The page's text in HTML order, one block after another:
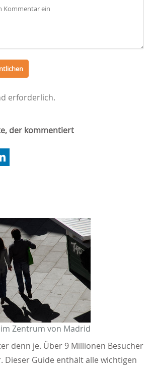
erforderlich.
der kommentiert
Zentrum von Madrid
denn je. Über 9 Millionen Besucher
Dieser Guide enthält alle wichtigen